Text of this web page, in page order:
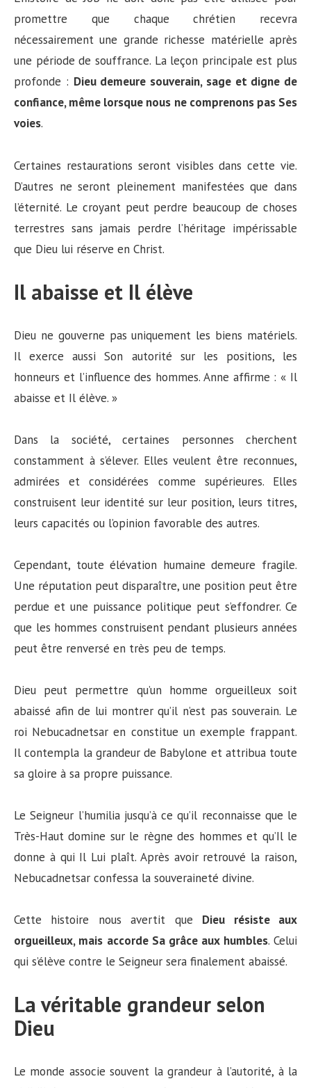
promettre que chaque chrétien recevra
nécessairement une grande richesse matérielle après
une période de souffrance. La leçon principale est plus
profonde : Dieu demeure souverain, sage et digne de
confiance, même lorsque nous ne comprenons pas Ses
voies.
Certaines restaurations seront visibles dans cette vie.
D’autres ne seront pleinement manifestées que dans
l’éternité. Le croyant peut perdre beaucoup de choses
terrestres sans jamais perdre l’héritage impérissable
que Dieu lui réserve en Christ.
Il abaisse et Il élève
Dieu ne gouverne pas uniquement les biens matériels.
Il exerce aussi Son autorité sur les positions, les
honneurs et l’influence des hommes. Anne affirme : « Il
abaisse et Il élève. »
Dans la société, certaines personnes cherchent
constamment à s’élever. Elles veulent être reconnues,
admirées et considérées comme supérieures. Elles
construisent leur identité sur leur position, leurs titres,
leurs capacités ou l’opinion favorable des autres.
Cependant, toute élévation humaine demeure fragile.
Une réputation peut disparaître, une position peut être
perdue et une puissance politique peut s’effondrer. Ce
que les hommes construisent pendant plusieurs années
peut être renversé en très peu de temps.
Dieu peut permettre qu’un homme orgueilleux soit
abaissé afin de lui montrer qu’il n’est pas souverain. Le
roi Nebucadnetsar en constitue un exemple frappant.
Il contempla la grandeur de Babylone et attribua toute
sa gloire à sa propre puissance.
Le Seigneur l’humilia jusqu’à ce qu’il reconnaisse que le
Très-Haut domine sur le règne des hommes et qu’Il le
donne à qui Il Lui plaît. Après avoir retrouvé la raison,
Nebucadnetsar confessa la souveraineté divine.
Cette histoire nous avertit que Dieu résiste aux
orgueilleux, mais accorde Sa grâce aux humbles. Celui
qui s’élève contre le Seigneur sera finalement abaissé.
La véritable grandeur selon
Dieu
Le monde associe souvent la grandeur à l’autorité, à la